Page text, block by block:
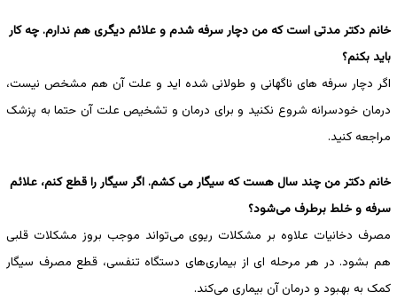
خانم دکتر مدتی است که من دچار سرفه شدم و علائم دیگری هم ندارم. چه کار
باید بکنم؟
اگر دچار سرفه های ناگهانی و طولانی شده اید و علت آن هم مشخص نیست،
درمان خودسرانه شروع نکنید و برای درمان و تشخیص علت آن حتما به پزشک
مراجعه کنید.
خانم دکتر من چند سال هست که سیگار می کشم. اگر سیگار را قطع کنم، علائم
سرفه و خلط برطرف می‌شود؟
مصرف دخانیات علاوه بر مشکلات ریوی می‌تواند موجب بروز مشکلات قلبی
هم بشود. در هر مرحله ای از بیماری‌های دستگاه تنفسی، قطع مصرف سیگار
کمک به بهبود و درمان آن بیماری می‌کند.